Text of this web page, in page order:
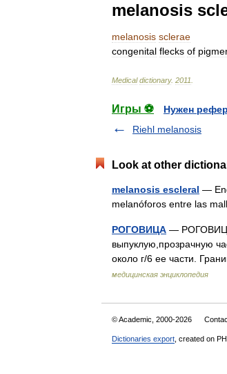
melanosis
melanosis sclerae
congenital flecks of
Medical dictionary. 2011
Игры ⚽
Нужен
Riehl melanosis
Look at other
melanosis escleral —
melanóforos entre las
РОГОВИЦА —
выпуклую,прозрачную
около г/6 ее части.
медицинская энциклопедия
© Academic, 2000-2026
Dictionaries export , created on